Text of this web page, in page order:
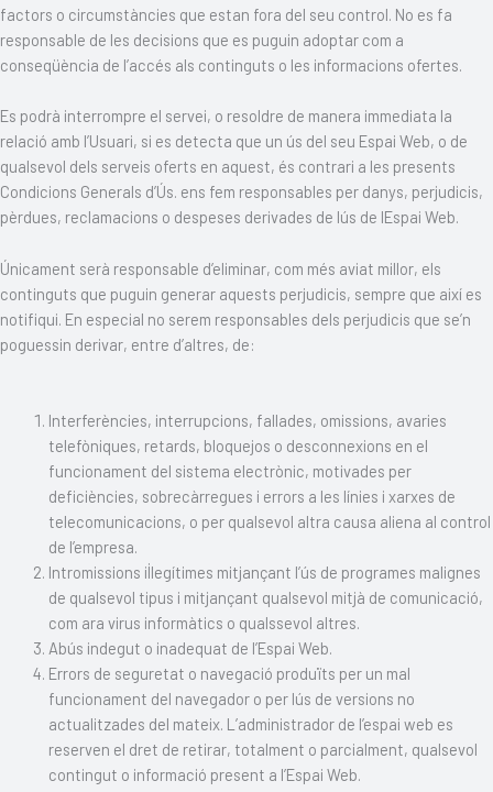
factors o circumstàncies que estan fora del seu control. No es fa
responsable de les decisions que es puguin adoptar com a
conseqüència de l’accés als continguts o les informacions ofertes.
Es podrà interrompre el servei, o resoldre de manera immediata la
relació amb l’Usuari, si es detecta que un ús del seu Espai Web, o de
qualsevol dels serveis oferts en aquest, és contrari a les presents
Condicions Generals d’Ús. ens fem responsables per danys, perjudicis,
pèrdues, reclamacions o despeses derivades de lús de lEspai Web.
Únicament serà responsable d’eliminar, com més aviat millor, els
continguts que puguin generar aquests perjudicis, sempre que així es
notifiqui. En especial no serem responsables dels perjudicis que se’n
poguessin derivar, entre d’altres, de:
Interferències, interrupcions, fallades, omissions, avaries
telefòniques, retards, bloquejos o desconnexions en el
funcionament del sistema electrònic, motivades per
deficiències, sobrecàrregues i errors a les línies i xarxes de
telecomunicacions, o per qualsevol altra causa aliena al control
de l’empresa.
Intromissions il·legítimes mitjançant l’ús de programes malignes
de qualsevol tipus i mitjançant qualsevol mitjà de comunicació,
com ara virus informàtics o qualssevol altres.
Abús indegut o inadequat de l’Espai Web.
Errors de seguretat o navegació produïts per un mal
funcionament del navegador o per lús de versions no
actualitzades del mateix. L’administrador de l’espai web es
reserven el dret de retirar, totalment o parcialment, qualsevol
contingut o informació present a l’Espai Web.